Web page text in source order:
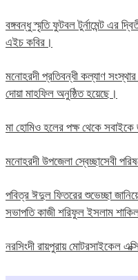
বঙ্গবন্ধু স্মৃতি ফুটবল টুর্নামেন্ট এর
এইচ কবির।
মনোহরদী প্রতিবন্ধী কল্যাণ সংস্থার
দোয়া মাহফিল অনুষ্ঠিত হয়েছে।
মা হোমিও হলের পক্ষ থেকে
মনোহরদী উপজেলা স্বেচ্ছাসেবী
পবিত্র ঈদুল ফিতরের শুভেচ্ছা
সভাপতি কাজী শরিফুল ইসলাম
নরসিংদী রায়পুরায় মোটরসাইকেল